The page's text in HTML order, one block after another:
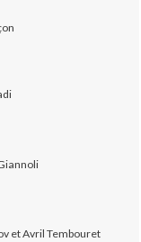
et Avril Tembouret